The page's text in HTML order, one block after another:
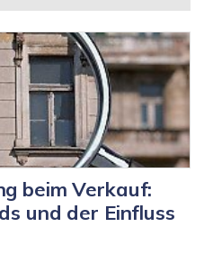
beim Verkauf:
und der Einfluss